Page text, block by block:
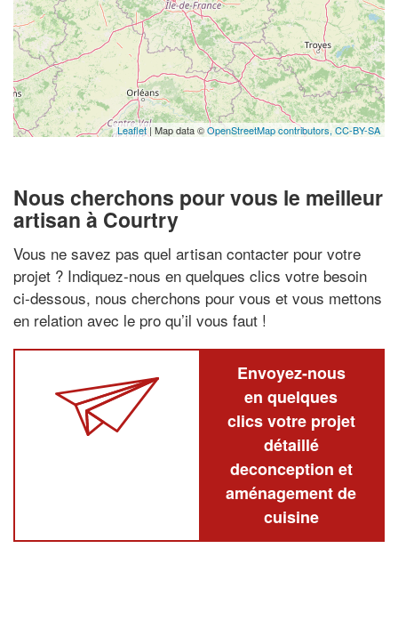
Leaflet| Map data ©OpenStreetMap contributors, CC-BY-SA
Nous cherchons pour vous le meilleur
artisan à Courtry
Vous ne savez pas quel artisan contacter pour votre
projet ? Indiquez-nous en quelques clics votre besoin
ci-dessous, nous cherchons pour vous et vous mettons
en relation avec le pro qu’il vous faut !
Envoyez-nous
en quelques
clics votre projet
détaillé
deconception et
aménagement de
cuisine